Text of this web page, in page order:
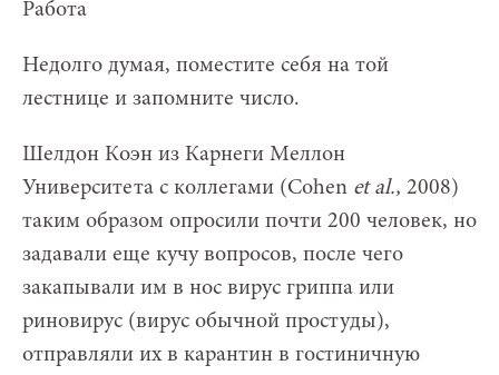
Работа
Недолго думая, поместите себя на той
лестнице и запомните число.
Шелдон Коэн из Карнеги Меллон
Университета с коллегами (Cohen et al., 2008)
таким образом опросили почти 200 человек, но
задавали еще кучу вопросов, после чего
закапывали им в нос вирус гриппа или
риновирус (вирус обычной простуды),
отправляли их в карантин в гостиничную